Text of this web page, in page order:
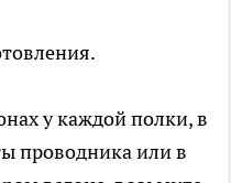
у каждой полки, в
проводника или в